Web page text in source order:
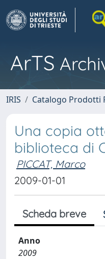
ArTS
IRIS Catalogo Prodotti
Una copia
biblioteca di
PICCAT, Marco
2009-01-01
Scheda breve
Anno
2009